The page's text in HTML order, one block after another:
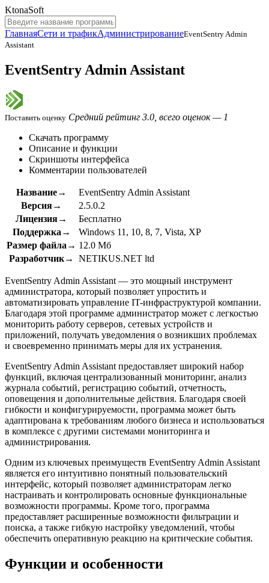
KtonaSoft
ГлавнаяСети и трафикАдминистрированиеEventSentry Admin
Assistant
EventSentry Admin Assistant
Поставить оценку Средний рейтинг 3.0, всего оценок — 1
Скачать программу
Описание и функции
Скриншоты интерфейса
Комментарии пользователей
Название→
EventSentry Admin Assistant
Версия→
2.5.0.2
Лицензия→
Бесплатно
Поддержка→
Windows 11, 10, 8, 7, Vista, XP
Размер файла→ 12.0 Мб
Разработчик→
NETIKUS.NET ltd
EventSentry Admin Assistant — это мощный инструмент
администратора, который позволяет упростить и
автоматизировать управление IT-инфраструктурой компании.
Благодаря этой программе администратор может с легкостью
мониторить работу серверов, сетевых устройств и
приложений, получать уведомления о возникших проблемах
и своевременно принимать меры для их устранения.
EventSentry Admin Assistant предоставляет широкий набор
функций, включая централизованный мониторинг, анализ
журнала событий, регистрацию событий, отчетность,
оповещения и дополнительные действия. Благодаря своей
гибкости и конфигурируемости, программа может быть
адаптирована к требованиям любого бизнеса и использоваться
в комплексе с другими системами мониторинга и
администрирования.
Одним из ключевых преимуществ EventSentry Admin Assistant
является его интуитивно понятный пользовательский
интерфейс, который позволяет администраторам легко
настраивать и контролировать основные функциональные
возможности программы. Кроме того, программа
предоставляет расширенные возможности фильтрации и
поиска, а также гибкую настройку уведомлений, чтобы
обеспечить оперативную реакцию на критические события.
Функции и особенности